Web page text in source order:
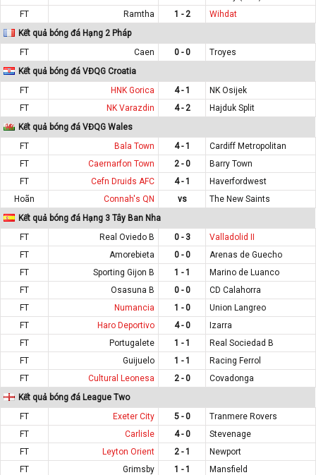
FT
Ramtha 1 - 2
Wihdat
Kết quả bóng đá Hạng 2 Pháp
FT
Caen 0 - 0
Troyes
Kết quả bóng đá VĐQG Croatia
FT
HNK Gorica 4 - 1
NK Osijek
FT
NK Varazdin 4 - 2
Hajduk Split
Kết quả bóng đá VĐQG Wales
FT
Bala Town 4 - 1
Cardiff Metropolitan
FT
Caernarfon Town 2 - 0
Barry Town
FT
Cefn Druids AFC 4 - 1
Haverfordwest
Hoãn
Connah's QN vs
The New Saints
Kết quả bóng đá Hạng 3 Tây Ban Nha
FT
Real Oviedo B 0 - 3
Valladolid II
FT
Amorebieta 0 - 0
Arenas de Guecho
FT
Sporting Gijon B 1 - 1
Marino de Luanco
FT
Osasuna B 0 - 0
CD Calahorra
FT
Numancia 1 - 0
Union Langreo
FT
Haro Deportivo 4 - 0
Izarra
FT
Portugalete 1 - 1
Real Sociedad B
FT
Guijuelo 1 - 1
Racing Ferrol
FT
Cultural Leonesa 2 - 0
Covadonga
Kết quả bóng đá League Two
FT
Exeter City 5 - 0
Tranmere Rovers
FT
Carlisle 4 - 0
Stevenage
FT
Leyton Orient 2 - 1
Newport
FT
Grimsby 1 - 1
Mansfield